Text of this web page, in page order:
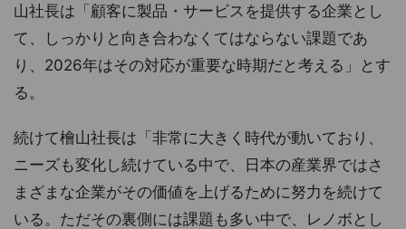
山社長は「顧客に製品・サービスを提供する企業とし
て、しっかりと向き合わなくてはならない課題であ
り、2026年はその対応が重要な時期だと考える」とす
る。
続けて檜山社長は「非常に大きく時代が動いており、
ニーズも変化し続けている中で、日本の産業界ではさ
まざまな企業がその価値を上げるために努力を続けて
いる。ただその裏側には課題も多い中で、レノボとし